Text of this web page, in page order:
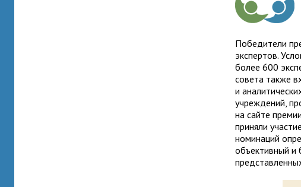
Победители
экспертов.
более 600
совета также
и
учреждений,
на сайте
приняли
номинаций
объективный и